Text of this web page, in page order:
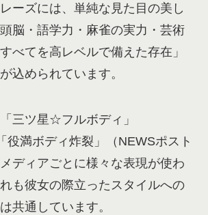
ーズには、単純な見た目の美し
脳・語学力・麻雀の実力・芸術
べてを高レベルで備えた存在」
込められています。
三ツ星☆フルボディ」
役満ボディ炸裂」（NEWSポスト
ディアごとに様々な表現が使わ
も彼女の際立ったスタイルへの
共通しています。